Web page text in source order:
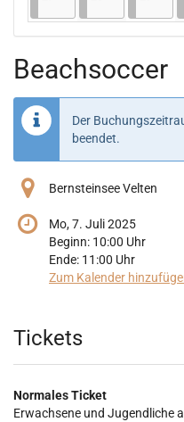
Beachsoccer
Der
beendet.
Bernsteinsee Velten
Mo, 7. Juli 2025
Beginn: 10:00 Uhr
Ende: 11:00 Uhr
Zum Kalender
Produkte
Tickets
Normales Ticket
Erwachsene und Jugendliche